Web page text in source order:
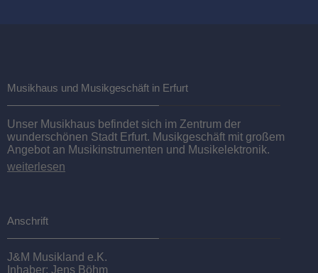
Maton EBG 808 C Nashville
Musikhaus und Musikgeschäft in Erfurt
Unser Musikhaus befindet sich im Zentrum der
wunderschönen Stadt Erfurt. Musikgeschäft mit großem
Angebot an Musikinstrumenten und Musikelektronik.
weiterlesen
Anschrift
J&M Musikland e.K.
Inhaber: Jens Böhm